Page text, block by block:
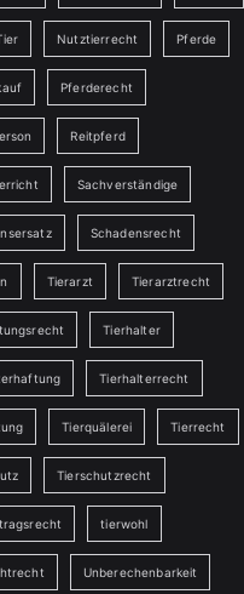
Nutztierrecht Pferde
Pferderecht
Reitpferd
Sachverständige
Schadensrecht
Tierarzt Tierarztrecht
Tierhalter
Tierhalterrecht
Tierquälerei Tierrecht
Tierschutzrecht
tierwohl
Unberechenbarkeit